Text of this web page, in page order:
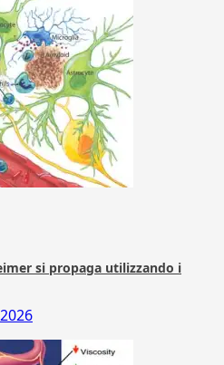
si propaga utilizzando i